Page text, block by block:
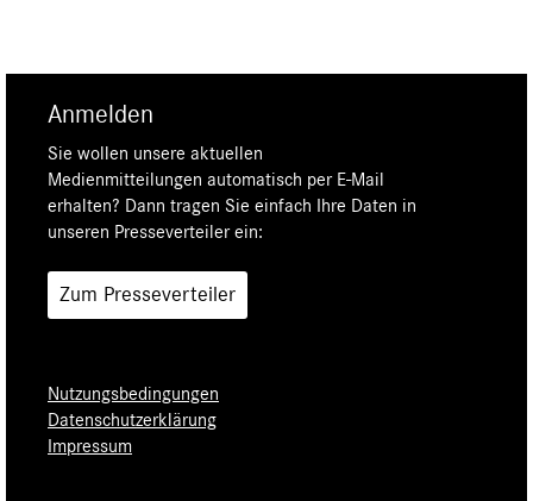
Anmelden
Sie wollen unsere aktuellen
Medienmitteilungen automatisch per E-Mail
erhalten? Dann tragen Sie einfach Ihre Daten in
unseren Presseverteiler ein:
Zum Presseverteiler
Nutzungsbedingungen
Datenschutzerklärung
Impressum